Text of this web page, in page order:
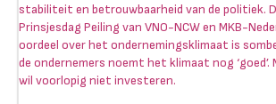
stabiliteit en betrouwbaarheid van de politiek.
Prinsjesdag Peiling van VNO-NCW en MKB-
oordeel over het ondernemingsklimaat is
de ondernemers noemt het klimaat nog ‘goed’.
wil voorlopig niet investeren.